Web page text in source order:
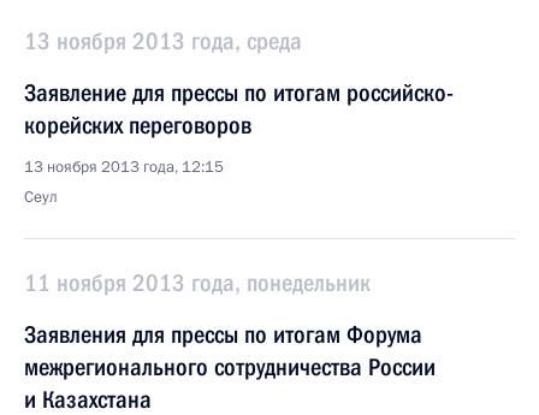
13 ноября 2013 года, среда
Заявление для прессы по итогам российско-
корейских переговоров
13 ноября 2013 года, 12:15
Сеул
11 ноября 2013 года, понедельник
Заявления для прессы по итогам Форума
межрегионального сотрудничества России
и Казахстана